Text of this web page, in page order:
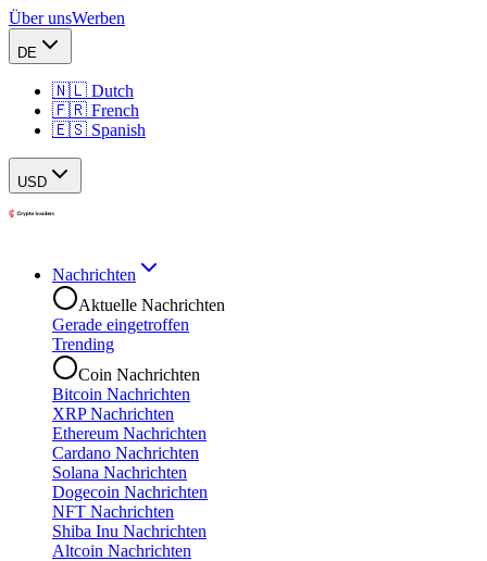
Über unsWerben
DE
🇳🇱 Dutch
🇫🇷 French
🇪🇸 Spanish
USD
Nachrichten
Aktuelle Nachrichten
Gerade eingetroffen
Trending
Coin Nachrichten
Bitcoin Nachrichten
XRP Nachrichten
Ethereum Nachrichten
Cardano Nachrichten
Solana Nachrichten
Dogecoin Nachrichten
NFT Nachrichten
Shiba Inu Nachrichten
Altcoin Nachrichten